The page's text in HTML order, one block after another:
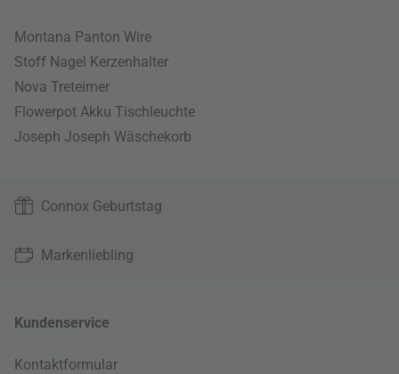
Montana Panton Wire
Stoff Nagel Kerzenhalter
Nova Treteimer
Flowerpot Akku Tischleuchte
Joseph Joseph Wäschekorb
Connox Geburtstag
Markenliebling
Kundenservice
Kontaktformular